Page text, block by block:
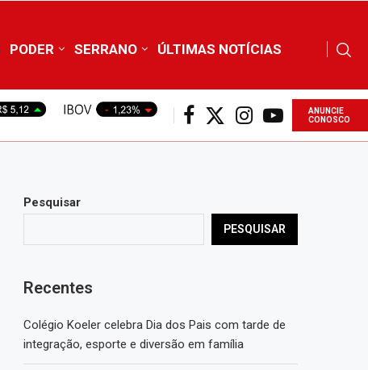
PODER SERRANO ÚLTIMAS NOTÍCIAS
ANUNCIE
CONOSCO
Pesquisar
PESQUISAR
Recentes
Colégio Koeler celebra Dia dos Pais com tarde de
integração, esporte e diversão em família